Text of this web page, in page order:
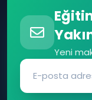
Yeni